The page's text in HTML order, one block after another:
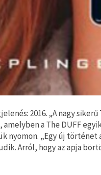
2016. „A nagy sikerű
a The DUFF
„Egy új történet a
Arról, hogy az apja